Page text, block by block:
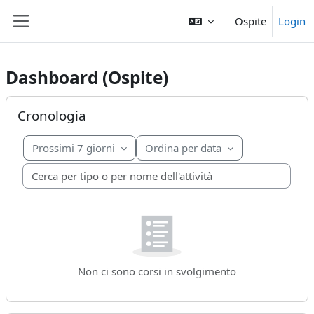
Ospite Login
Dashboard (Ospite)
Blocchi di contenuto principale
Salta Cronologia
Cronologia
Prossimi 7 giorni
Ordina per data
Cerca per tipo o per nome dell'attività
Non ci sono corsi in svolgimento